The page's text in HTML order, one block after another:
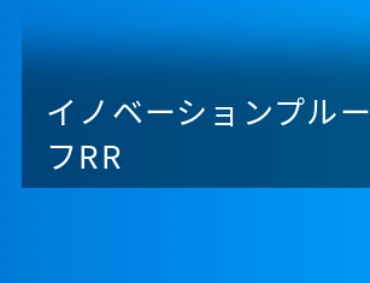
イノベーションプルー
フRR